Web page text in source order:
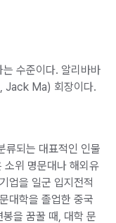
수준이다. 알리바바
Jack Ma) 회장이다.
류되는 대표적인 인물
소위 명문대나 해외유
업을 일군 입지전적
대학을 졸업한 중국
을 꿈꿀 때, 대학 문